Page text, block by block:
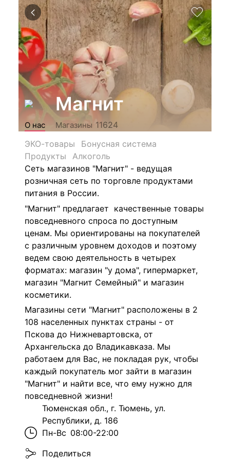
Магнит
О нас Магазины 11624
ЭКО-товары
Бонусная система
Продукты
Алкоголь
Сеть магазинов "Магнит" - ведущая
розничная сеть по торговле продуктами
питания в России.
"Магнит" предлагает качественные товары
повседневного спроса по доступным
ценам. Мы ориентированы на покупателей
с различным уровнем доходов и поэтому
ведем свою деятельность в четырех
форматах: магазин "у дома", гипермаркет,
магазин "Магнит Семейный" и магазин
косметики.
Магазины сети "Магнит" расположены в 2
108 населенных пунктах страны - от
Пскова до Нижневартовска, от
Архангельска до Владикавказа. Мы
работаем для Вас, не покладая рук, чтобы
каждый покупатель мог зайти в магазин
"Магнит" и найти все, что ему нужно для
повседневной жизни!
Тюменская обл., г. Тюмень, ул.
Республики, д. 186
Пн-Вс 08:00-22:00
Поделиться